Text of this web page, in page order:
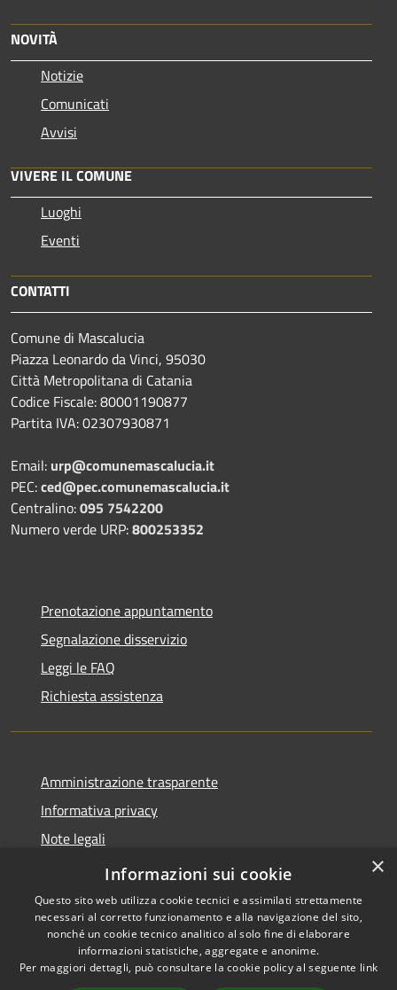
NOVITÀ
Notizie
Comunicati
Avvisi
VIVERE IL COMUNE
Luoghi
Eventi
CONTATTI
Comune di Mascalucia
Piazza Leonardo da Vinci, 95030
Città Metropolitana di Catania
Codice Fiscale: 80001190877
Partita IVA: 02307930871
Email: urp@comunemascalucia.it
PEC:ced@pec.comunemascalucia.it
Centralino:095 7542200
Numero verde URP:800253352
Prenotazione appuntamento
Segnalazione disservizio
Leggi le FAQ
Richiesta assistenza
Amministrazione trasparente
Informativa privacy
Note legali
Dichiarazione di accessibilità
Accessibilità
Copyright © 2026 • Comune di
Mascalucia • Powered by
×
Informazioni sui cookie
Questo sito web utilizza cookie tecnici e assimilati strettamente
necessari al corretto funzionamento e alla navigazione del sito,
nonché un cookie tecnico analitico al solo fine di elaborare
informazioni statistiche, aggregate e anonime.
Per maggiori dettagli, può consultare la cookie policy al seguente link